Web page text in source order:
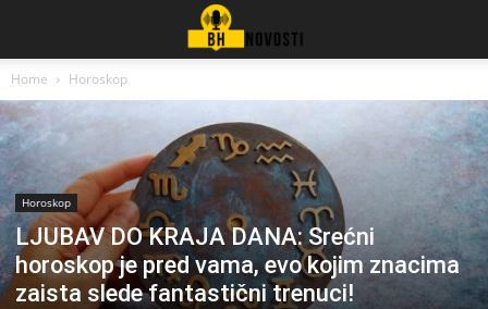
Home Horoskop
Horoskop
LJUBAV DO KRAJA DANA: Srećni
horoskop je pred vama, evo kojim znacima
zaista slede fantastični trenuci!